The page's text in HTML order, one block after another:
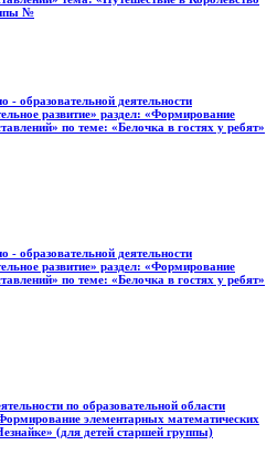
№
- образовательной деятельности
развитие» раздел: «Формирование
по теме: «Белочка в гостях у ребят»
- образовательной деятельности
развитие» раздел: «Формирование
по теме: «Белочка в гостях у ребят»
по образовательной области
элементарных математических
(для детей старшей группы)